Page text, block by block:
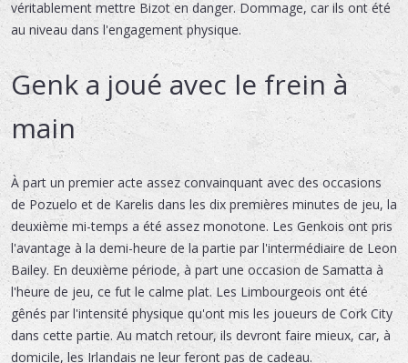
véritablement mettre Bizot en danger. Dommage, car ils ont été
au niveau dans l'engagement physique.
Genk a joué avec le frein à
main
À part un premier acte assez convainquant avec des occasions
de Pozuelo et de Karelis dans les dix premières minutes de jeu, la
deuxième mi-temps a été assez monotone. Les Genkois ont pris
l'avantage à la demi-heure de la partie par l'intermédiaire de Leon
Bailey. En deuxième période, à part une occasion de Samatta à
l'heure de jeu, ce fut le calme plat. Les Limbourgeois ont été
gênés par l'intensité physique qu'ont mis les joueurs de Cork City
dans cette partie. Au match retour, ils devront faire mieux, car, à
domicile, les Irlandais ne leur feront pas de cadeau.